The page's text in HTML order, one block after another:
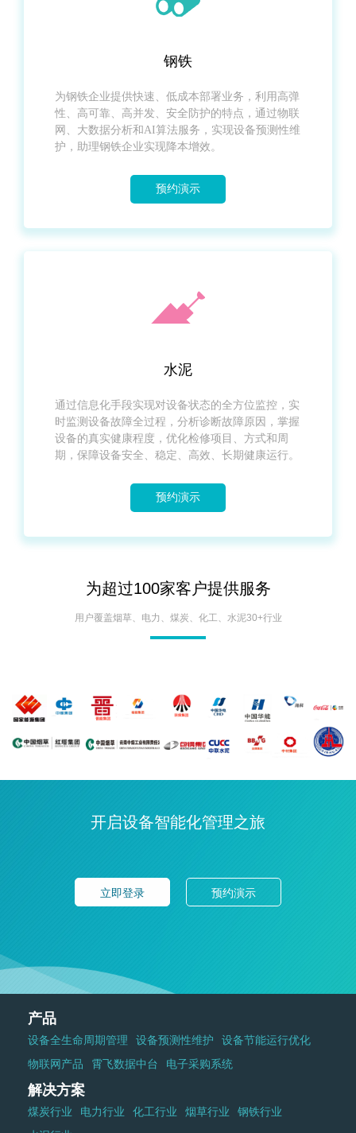
钢铁
为钢铁企业提供快速、低成本部署业务，利用高弹
性、高可靠、高并发、安全防护的特点，通过物联
网、大数据分析和AI算法服务，实现设备预测性维
护，助理钢铁企业实现降本增效。
预约演示
水泥
通过信息化手段实现对设备状态的全方位监控，实
时监测设备故障全过程，分析诊断故障原因，掌握
设备的真实健康程度，优化检修项目、方式和周
期， 保障设备安全、稳定、高效、长期健康运行。
预约演示
为超过100家客户提供服务
用户覆盖烟草、电力、煤炭、化工、水泥30+行业
开启设备智能化管理之旅
立即登录 预约演示
产品
设备全生命周期管理 设备预测性维护
设备节能运行优化
物联网产品
霄飞数据中台 电子采购系统
解决方案
煤炭行业 电力行业 化工行业 烟草行业
钢铁行业